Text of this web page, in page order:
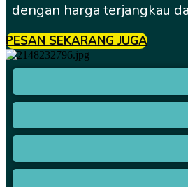
dengan harga terjangkau
PESAN SEKARANG JUGA